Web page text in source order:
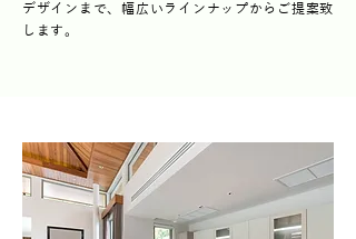
デザインまで、幅広いラインナップからご提案致
します。